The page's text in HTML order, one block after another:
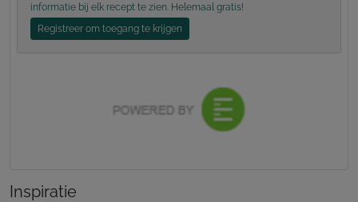
informatie bij elk recept te zien. Helemaal gratis!
Registreer om toegang te krijgen
Inspiratie